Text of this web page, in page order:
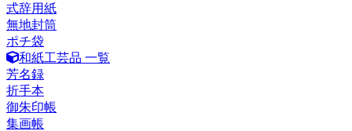
式辞用紙
無地封筒
ポチ袋
和紙工芸品 一覧
芳名録
折手本
御朱印帳
集画帳